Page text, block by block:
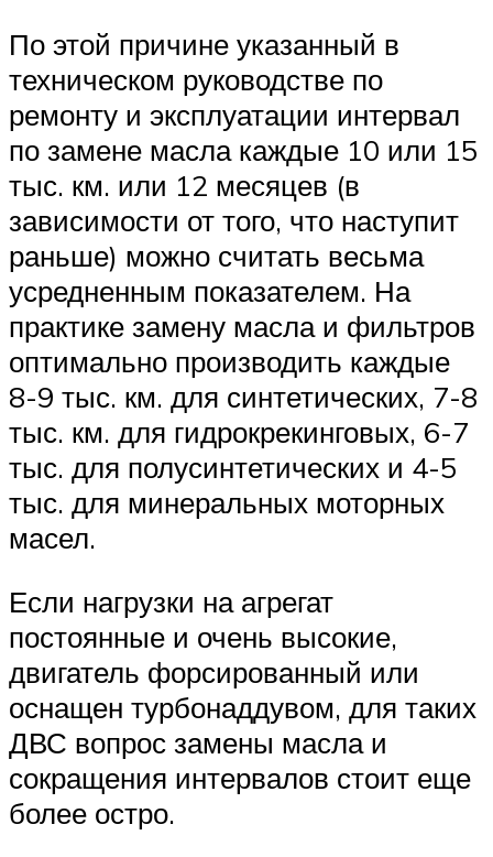
По этой причине указанный в
техническом руководстве по
ремонту и эксплуатации интервал
по замене масла каждые 10 или 15
тыс. км. или 12 месяцев (в
зависимости от того, что наступит
раньше) можно считать весьма
усредненным показателем. На
практике замену масла и фильтров
оптимально производить каждые
8-9 тыс. км. для синтетических, 7-8
тыс. км. для гидрокрекинговых, 6-7
тыс. для полусинтетических и 4-5
тыс. для минеральных моторных
масел.
Если нагрузки на агрегат
постоянные и очень высокие,
двигатель форсированный или
оснащен турбонаддувом, для таких
ДВС вопрос замены масла и
сокращения интервалов стоит еще
более остро.